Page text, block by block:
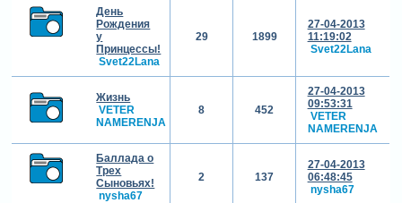
День
Рождения
у
Принцессы!
Svet22Lana
29 1899
27-04-2013
11:19:02
Svet22Lana
Жизнь
VETER
NAMERENJA
8 452
27-04-2013
09:53:31
VETER
NAMERENJA
Баллада о
Трех
Сыновьях!
nysha67
2 137
27-04-2013
06:48:45
nysha67